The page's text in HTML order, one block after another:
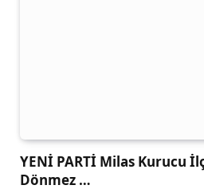
YENİ PARTİ Milas Kurucu
Dönmez …